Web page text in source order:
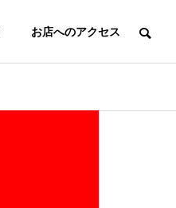
お店へのアクセス